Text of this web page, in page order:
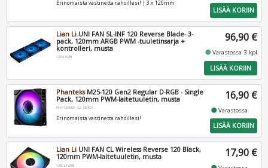
Erinomaista vastinetta rahoillesi! | 3 x 120mm
LISÄÄ KORIIN
Lian Li UNI FAN SL-INF 120 Reverse Blade- 3-
pack, 120mm ARGB PWM -tuuletinsarja +
kontrolleri, musta
12RSLIN3B
96,90 €
fiber_manual_recordVarastossa 3 kpl
LISÄÄ KORIIN
PhanteksM25-120 Gen2 Regular D-RGB - Single
Pack, 120mm PWM-laitetuuletin, musta
PH-F120M25_G2_DBK01
Erinomaista vastinetta rahoillesi!
16,90 €
fiber_manual_recordVarastossa
LISÄÄ KORIIN
Lian Li UNI FAN CL Wireless Reverse 120 Black,
120mm PWM-laitetuuletin, musta
12RCL1W1B
17,90 €